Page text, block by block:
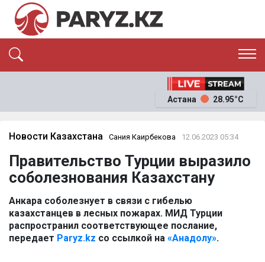
ЭКОНОМИКА
ОҚИҒА
News
Астана 28.95°C
Новости Казахстана Сания Каирбекова 12.06.2023 05:34
Правительство Турции выразило
соболезнования Казахстану
Анкара соболезнует в связи с гибелью
казахстанцев в лесных пожарах. МИД Турции
распространил соответствующее послание,
передает Paryz.kz со ссылкой на «Анадолу».